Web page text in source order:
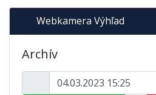
Webkamera Výhľad
Archív